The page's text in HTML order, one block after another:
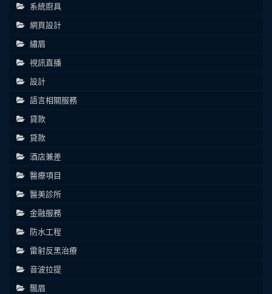
系統廚具
網頁設計
繡眉
視訊直播
設計
語言相關服務
貸款
貸款
酒店兼差
醫療項目
醫美診所
金融服務
防水工程
雷射反黑治療
音波拉提
飄眉